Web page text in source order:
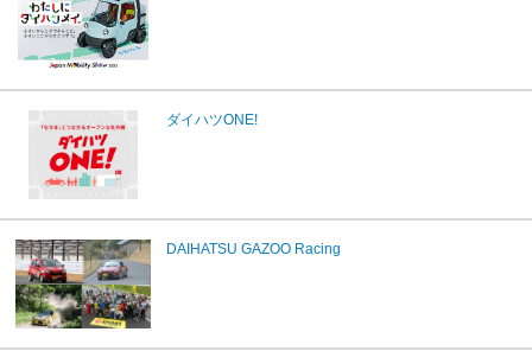
ダイハツONE!
DAIHATSU GAZOO Racing